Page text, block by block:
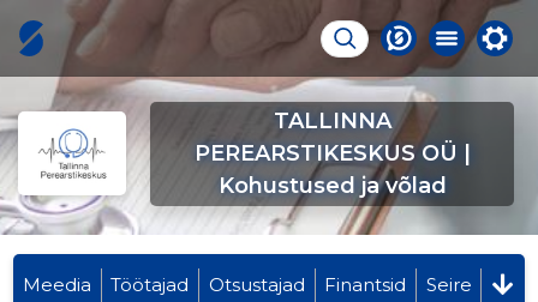
TALLINNA
PEREARSTIKESKUS OÜ |
Kohustused ja võlad
Meedia Töötajad Otsustajad Finantsid Seire